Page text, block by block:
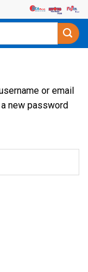
or email
new password